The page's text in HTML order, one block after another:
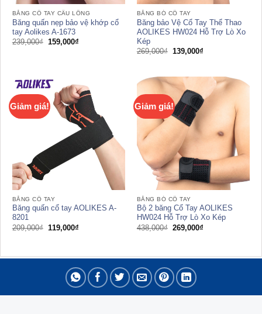
BĂNG CỔ TAY CẦU LÔNG
Băng quấn nẹp bảo vệ khớp cổ
tay Aolikes A-1673
239,000₫ Giá
159,000₫Giá
BĂNG BÓ CỔ TAY
Băng bảo Vệ Cổ Tay Thể Thao
AOLIKES HW024 Hỗ Trợ Lò Xo
Kép
269,000₫ Giá
139,000₫Giá
139,000₫.
Giảm giá!
BĂNG CỔ TAY
Băng quấn cổ tay AOLIKES A-
8201
209,000₫ Giá
119,000₫Giá
119,000₫.
Giảm giá!
BĂNG BÓ CỔ TAY
Bộ 2 băng Cổ Tay AOLIKES
HW024 Hỗ Trợ Lò Xo Kép
438,000₫ Giá
269,000₫Giá
269,000₫.